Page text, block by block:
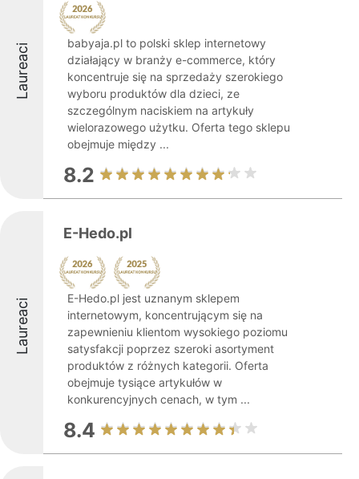
Laureaci
babyaja.pl to polski sklep internetowy
działający w branży e-commerce, który
koncentruje się na sprzedaży szerokiego
wyboru produktów dla dzieci, ze
szczególnym naciskiem na artykuły
wielorazowego użytku. Oferta tego sklepu
obejmuje między ...
8.2
Laureaci
E-Hedo.pl
E-Hedo.pl jest uznanym sklepem
internetowym, koncentrującym się na
zapewnieniu klientom wysokiego poziomu
satysfakcji poprzez szeroki asortyment
produktów z różnych kategorii. Oferta
obejmuje tysiące artykułów w
konkurencyjnych cenach, w tym ...
8.4